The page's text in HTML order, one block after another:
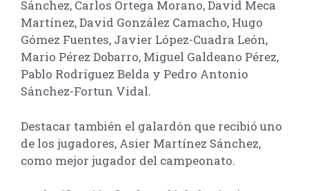
Sánchez, Carlos Ortega Morano, David Meca
Martínez, David González Camacho, Hugo
Gómez Fuentes, Javier López-Cuadra León,
Mario Pérez Dobarro, Miguel Galdeano Pérez,
Pablo Rodríguez Belda y Pedro Antonio
Sánchez-Fortun Vidal.
Destacar también el galardón que recibió uno
de los jugadores, Asier Martínez Sánchez,
como mejor jugador del campeonato.